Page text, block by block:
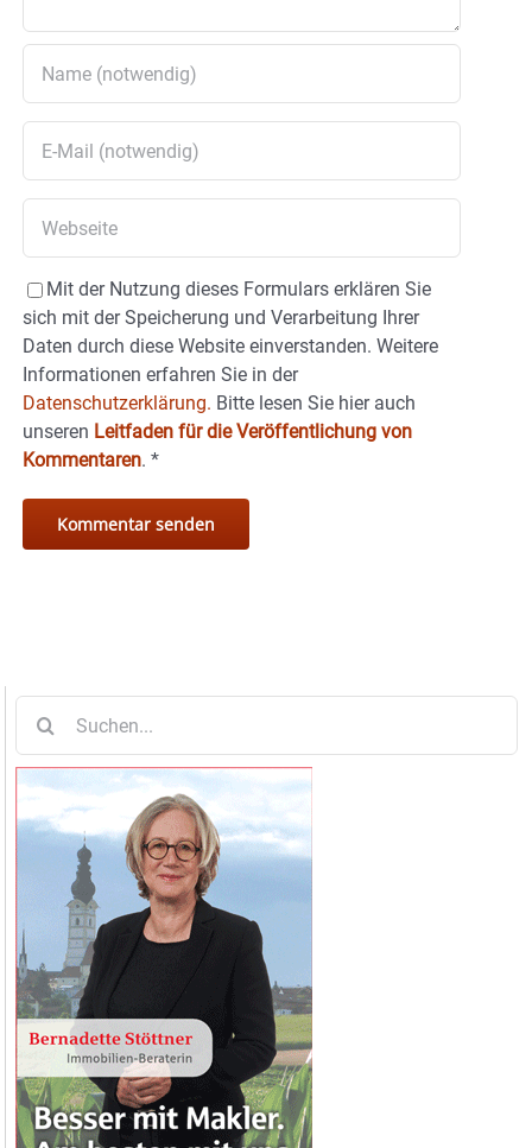
Mit der Nutzung dieses Formulars erklären Sie
sich mit der Speicherung und Verarbeitung Ihrer
Daten durch diese Website einverstanden. Weitere
Informationen erfahren Sie in der
Datenschutzerklärung. Bitte lesen Sie hier auch
unseren Leitfaden für die Veröffentlichung von
Kommentaren. *
nach: